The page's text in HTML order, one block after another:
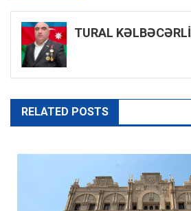
naviqasiyası
TURAL KƏLBƏCƏRLİ
RELATED POSTS